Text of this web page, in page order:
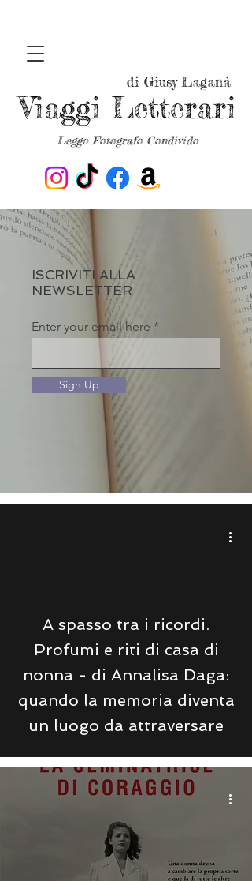
Leggo Fotografo Condivido
Viaggi Letterari
di Giusy Laganà
ISCRIVITI ALLA
NEWSLETTER
Enter your email here
Sign Up
A spasso tra i ricordi.
Profumi e riti di casa di
nonna - di Annalisa Daga:
quando la memoria diventa
un luogo da attraversare